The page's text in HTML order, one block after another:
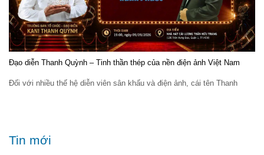
Đạo diễn Thanh Quỳnh – Tinh thần thép của nền điện ảnh Việt Nam
Đối với nhiều thế hệ diễn viên sân khấu và điện ảnh, cái tên Thanh
Tin mới